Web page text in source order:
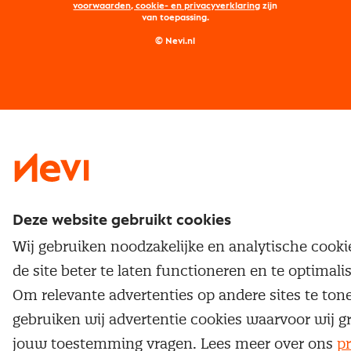
Nevi PMI®
Maatwerk
Nevi 2
voorwaarden, cookie- en privacyverklaring zijn
van toepassing.
© Nevi.nl
Deze website gebruikt cookies
Wij gebruiken noodzakelijke en analytische
de site beter te laten functioneren en te
Om relevante advertenties op andere sites te
gebruiken wij advertentie cookies waarvoor wij
jouw toestemming vragen. Lees meer over ons